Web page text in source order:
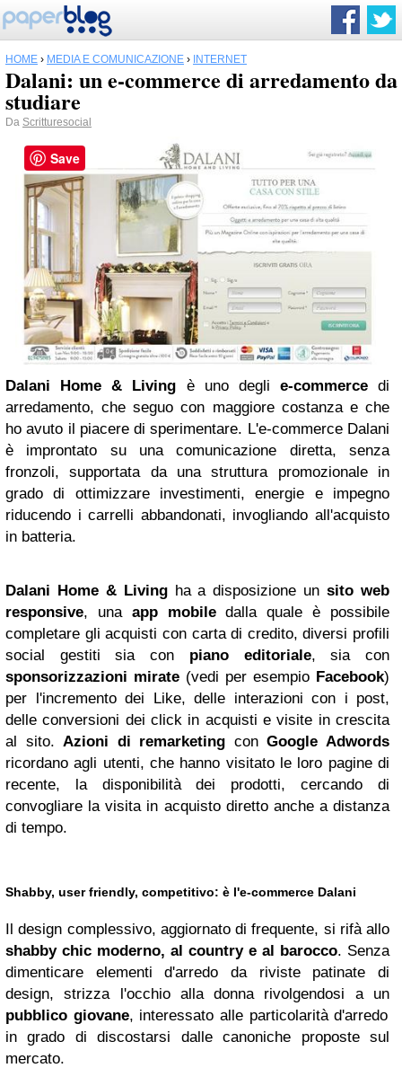
HOME › MEDIA E COMUNICAZIONE › INTERNET
Dalani: un e-commerce di arredamento da
studiare
Da Scritturesocial
Dalani Home & Living è uno degli e-commercedi
arredamento, che seguo con maggiore costanza e che
ho avuto il piacere di sperimentare. L'e-commerce Dalani
è improntato su una comunicazione diretta, senza
fronzoli, supportata da una struttura promozionale in
grado di ottimizzare investimenti, energie e impegno
riducendo i carrelli abbandonati, invogliando all'acquisto
in batteria.
Dalani Home & Livingha a disposizione unsito web
responsive, una app mobiledalla quale è possibile
completare gli acquisti con carta di credito, diversi profili
social gestiti sia con piano editoriale, sia con
sponsorizzazioni mirate (vedi per esempio Facebook)
per l'incremento dei Like, delle interazioni con i post,
delle conversioni dei click in acquisti e visite in crescita
al sito. Azioni di remarketing conGoogle Adwords
ricordano agli utenti, che hanno visitato le loro pagine di
recente, la disponibilità dei prodotti, cercando di
convogliare la visita in acquisto diretto anche a distanza
di tempo.
Shabby, user friendly, competitivo: è l'e-commerce Dalani
Il design complessivo, aggiornato di frequente, si rifà allo
shabby chic moderno, al country e al barocco. Senza
dimenticare elementi d'arredo da riviste patinate di
design, strizza l'occhio alla donna rivolgendosi a un
pubblico giovane, interessato alle particolarità d'arredo
in grado di discostarsi dalle canoniche proposte sul
mercato.
Save